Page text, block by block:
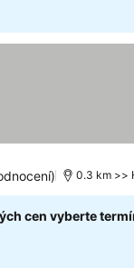
hvězdiček
Ukázat ceny
0.3 km >>
cen vyberte